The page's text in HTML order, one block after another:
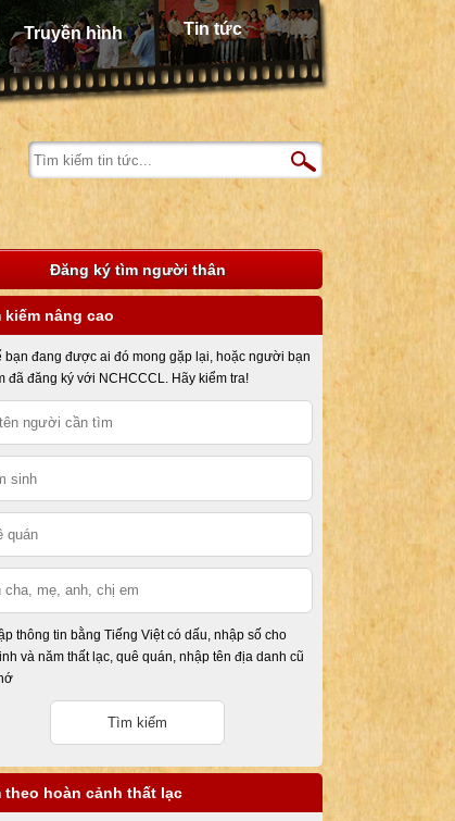
Truyền hình Tin tức
Đăng ký tìm người thân
kiếm nâng cao
bạn đang được ai đó mong gặp lại, hoặc người bạn
đã đăng ký với NCHCCCL. Hãy kiểm tra!
thông tin bằng Tiếng Việt có dấu, nhập số cho
và năm thất lạc, quê quán, nhập tên địa danh cũ
theo hoàn cảnh thất lạc